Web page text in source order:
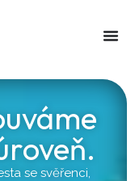
se svěřenci,